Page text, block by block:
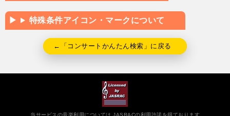
特殊条件アイコン・マークについて
←「コンサートかんたん検索」に戻る
当サービスの音楽利用については JASRACの利用許諾を得ております